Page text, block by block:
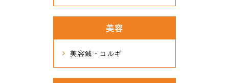
美容
美容鍼・コルギ